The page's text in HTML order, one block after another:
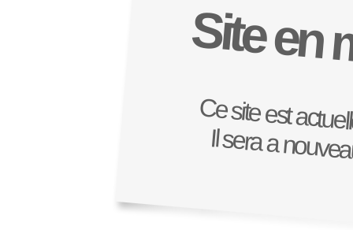
Site en
Ce site est
Il sera a